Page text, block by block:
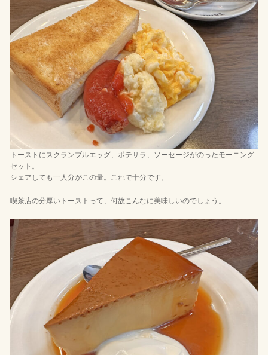
トーストにスクランブルエッグ、ポテサラ、ソーセージがのったモーニング
セット。
シェアしても一人分がこの量。これで十分です。
喫茶店の分厚いトーストって、何故こんなに美味しいのでしょう。